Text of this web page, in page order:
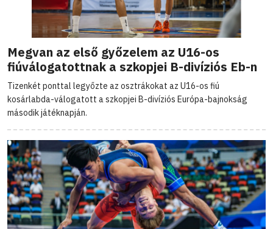
Megvan az első győzelem az U16-os
fiúválogatottnak a szkopjei B-divíziós Eb-n
Tizenkét ponttal legyőzte az osztrákokat az U16-os fiú
kosárlabda-válogatott a szkopjei B-divíziós Európa-bajnokság
második játéknapján.